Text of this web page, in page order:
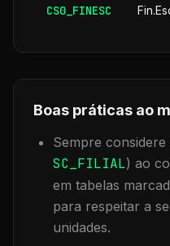
CS0_FINESC
Boas práticas ao
Sempre
SC_FILIAL) ao
em tabelas
para respeitar a
unidades.